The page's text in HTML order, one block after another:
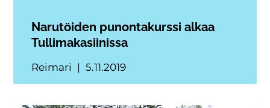
Narutöiden punontakurssi alkaa
Tullimakasiinissa
Reimari 5.11.2019